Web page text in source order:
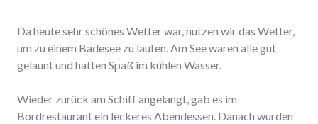
Da heute sehr schönes Wetter war, nutzen wir das Wetter,
um zu einem Badesee zu laufen. Am See waren alle gut
gelaunt und hatten Spaß im kühlen Wasser.
Wieder zurück am Schiff angelangt, gab es im
Bordrestaurant ein leckeres Abendessen. Danach wurden